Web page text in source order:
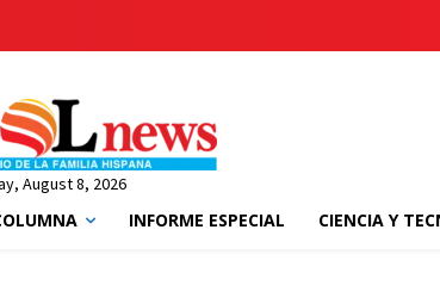
August 8, 2026
INFORME ESPECIAL CIENCIA Y